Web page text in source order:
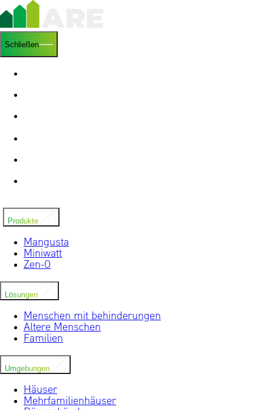
Schließen
Produkte
Mangusta
Miniwatt
Zen-0
Lösungen
Menschen mit behinderungen
Altere Menschen
Familien
Umgebungen
Häuser
Mehrfamilienhäuser